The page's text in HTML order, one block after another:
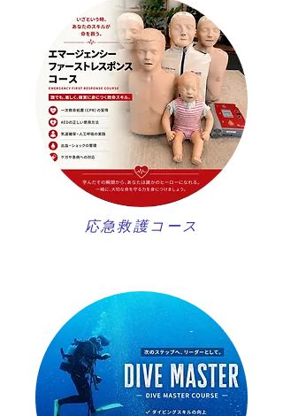
​応急救護コース